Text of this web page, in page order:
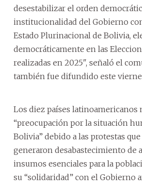
desestabilizar el orden
institucionalidad del Gobierno
Estado Plurinacional de Bolivia,
democráticamente en las
realizadas en 2025", señaló el
también fue difundido este
Los diez países latinoamericanos
“preocupación por la situación
Bolivia” debido a las protestas
generaron desabastecimiento de
insumos esenciales para la
su “solidaridad” con el Gobierno